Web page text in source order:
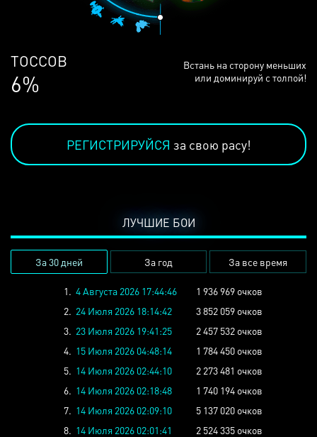
ЛЮДЕЙ
68%
Встань на сторону меньших
или доминируй с толпой!
РЕГИСТРИРУЙСЯ за свою расу!
ЛУЧШИЕ БОИ
За 30 дней За год За все время
1. 4 Августа 2026 17:44:46
1 936 969 очков
2. 24 Июля 2026 18:14:42
3 852 059 очков
3. 23 Июля 2026 19:41:25
2 457 532 очков
4. 15 Июля 2026 04:48:14
1 784 450 очков
5. 14 Июля 2026 02:44:10
2 273 481 очков
6. 14 Июля 2026 02:18:48
1 740 194 очков
7. 14 Июля 2026 02:09:10
5 137 020 очков
8. 14 Июля 2026 02:01:41
2 524 335 очков